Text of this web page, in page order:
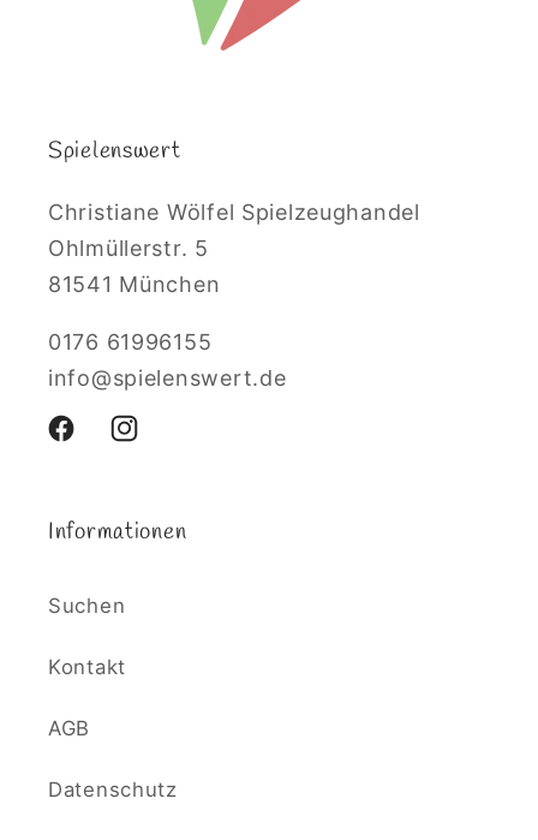
Spielenswert
Christiane Wölfel Spielzeughandel
Ohlmüllerstr. 5
81541 München
0176 61996155
info@spielenswert.de
FacebookInstagram
Informationen
Suchen
Kontakt
AGB
Datenschutz